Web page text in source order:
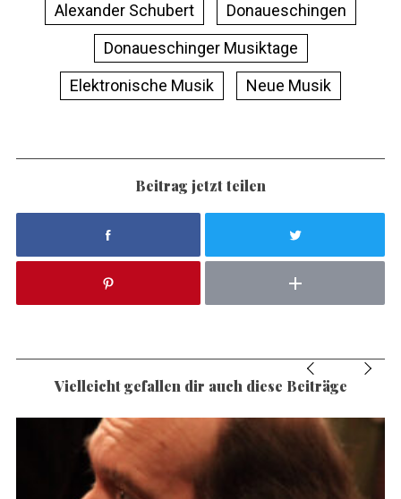
Alexander Schubert
Donaueschingen
Donaueschinger Musiktage
Elektronische Musik
Neue Musik
Beitrag jetzt teilen
Vielleicht gefallen dir auch diese Beiträge